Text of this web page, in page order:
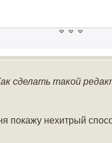
сделать такой
покажу нехитрый